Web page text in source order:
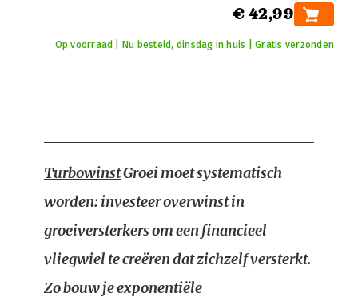
€ 42,99
Op voorraad | Nu besteld, dinsdag in huis | Gratis verzonden
TurbowinstGroei moet systematisch
worden: investeer overwinst in
groeiversterkers om een financieel
vliegwiel te creëren dat zichzelf versterkt.
Zo bouw je exponentiële